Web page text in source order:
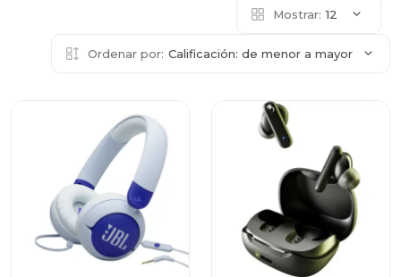
Mostrar: 12
Ordenar por: Calificación: de menor a mayor